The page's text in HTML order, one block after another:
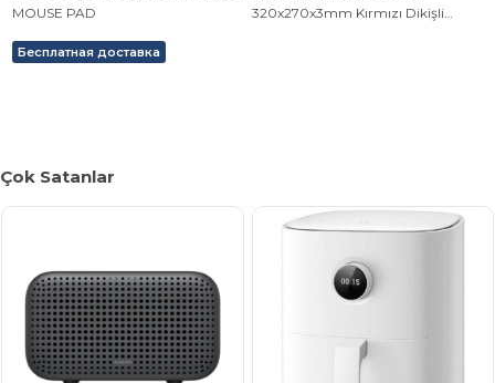
MOUSE PAD
Бесплатная доставка
320x270x3mm Kırmızı Dikişli
Çok Satanlar